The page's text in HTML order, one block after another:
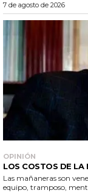
7 de agosto de 2026
OPINIÓN
LOS COSTOS DE LA
Las mañaneras son
equipo, tramposo,